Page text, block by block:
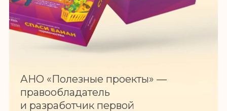
АНО «Полезные проекты» —
правообладатель
и разработчик первой